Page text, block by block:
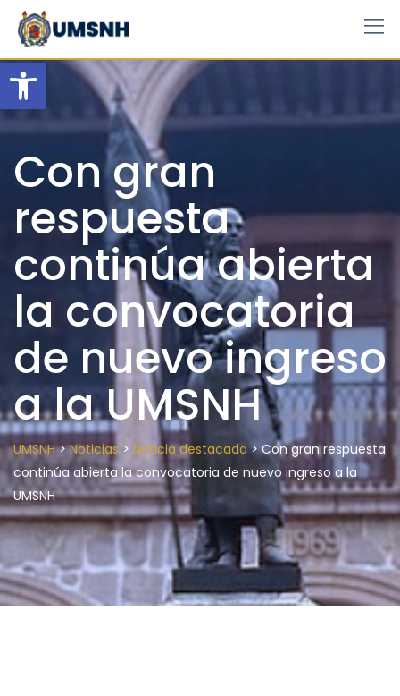
Open toolbar
Skip
content
Con gran
respuesta
continúa abierta
la convocatoria
de nuevo ingreso
a la UMSNH
UMSNH>Noticias > Noticia destacada>Con gran respuesta
continúa abierta la convocatoria de nuevo ingreso a la
UMSNH